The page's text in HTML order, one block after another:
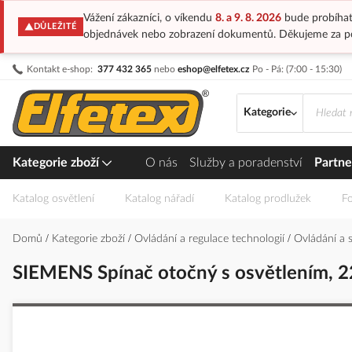
DŮLEŽITÉ
Vážení zákazníci, o víkendu 8. a 9. 8. 2026bude probíhat
objednávek nebo zobrazení dokumentů. Děkujeme za
Kontakt e-shop: 377 432 365 nebo eshop@elfetex.cz Po - Pá: (7:00 - 15:30)
Přejít
obsah
Kategorie
Kategorie zboží O nás Služby a poradenství
Katalog osvětlení Katalog nářadí Katalog prodlužek
Domů Kategorie zboží Ovládání a regulace technologií Ovládání a
SIEMENS Spínač otočný s osvětlením,